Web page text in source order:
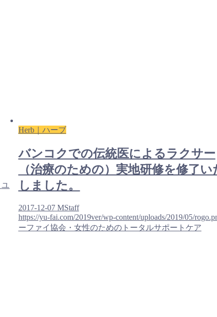
ユ
Herb｜ハーブ
バンコクでの伝統医によるラクサー
（治療のための）実地研修を修了い
しました。
2017-12-07 MStaff
https://yu-fai.com/2019ver/wp-content/uploads/2019/05/
ーファイ協会・女性のためのトータルサポートケア